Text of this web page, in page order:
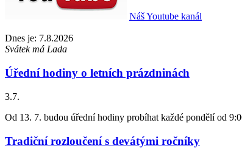
Náš Youtube kanál
Dnes je: 7.8.2026
Svátek má Lada
Úřední hodiny o letních prázdninách
3.7.
Od 13. 7. budou úřední hodiny probíhat každé pondělí od
Tradiční rozloučení s devátými ročníky